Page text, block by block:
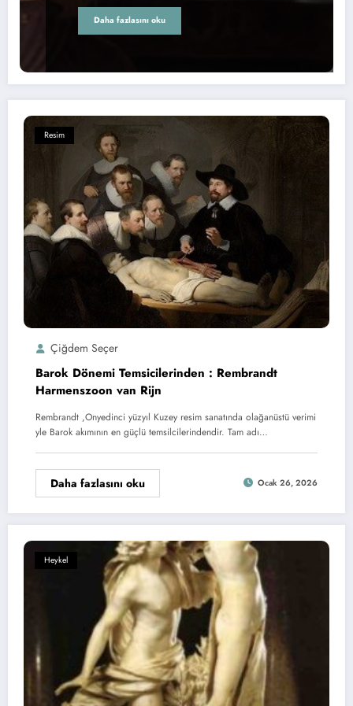
Daha fazlasını oku
Resim
Çiğdem Seçer
Barok Dönemi Temsicilerinden : Rembrandt
Harmenszoon van Rijn
Rembrandt ,Onyedinci yüzyıl Kuzey resim sanatında olağanüstü verimi
yle Barok akımının en güçlü temsilcilerindendir. Tam adı…
Daha fazlasını oku Ocak 26, 2026
Heykel